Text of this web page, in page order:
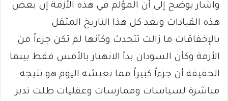
واشار بوضح إلى أن المؤلم في هذه الأزمة إن بعض
هذه القيادات وبعد كل هذا التاريخ المثقل
بالإخفاقات ما زالت تتحدث وكأنها لم تكن جزءاً من
الأزمة وكأن السودان بدأ الانهيار بالأمس فقط بينما
الحقيقة أن جزءاً كبيراً مما نعيشه اليوم هو نتيجة
مباشرة لسياسات وممارسات وعقليات ظلت تدير